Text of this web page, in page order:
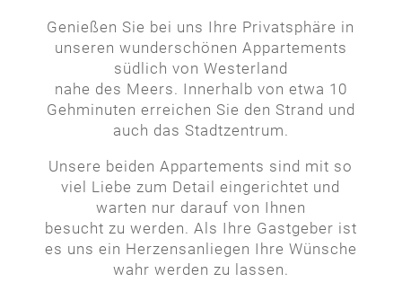
Genießen Sie bei uns Ihre Privatsphäre in
unseren wunderschönen Appartements
südlich von Westerland
nahe des Meers. Innerhalb von etwa 10
Gehminuten erreichen Sie den Strand und
auch das Stadtzentrum.
Unsere beiden Appartements sind mit so
viel Liebe zum Detail eingerichtet und
warten nur darauf von Ihnen
besucht zu werden. Als Ihre Gastgeber ist
es uns ein Herzensanliegen Ihre Wünsche
wahr werden zu lassen.